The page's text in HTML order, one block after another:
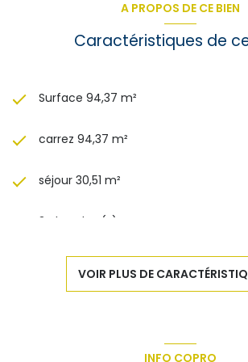
A PROPOS DE CE BIEN
Caractéristiques de
Surface 94,37 m²
carrez 94,37 m²
séjour 30,51 m²
3 chambre(s)
1 salle(s) de bain
cuisine séparée (équipée)
VOIR PLUS DE
INFO COPRO